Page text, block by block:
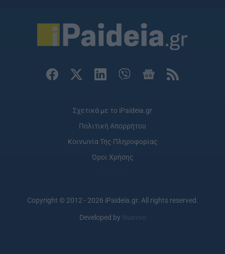
Σχετικά με το iPaideia.gr
Πολιτική Απορρήτου
Κοινωνία Της Πληροφορίας
Όροι Χρήσης
Copyright © 2012 - 2026 iPaideia.gr. All rights reserved.
Developed by